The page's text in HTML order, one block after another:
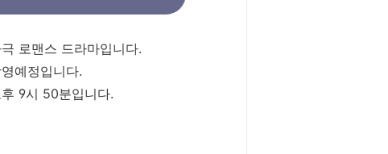
로맨스 드라마입니다.
예정입니다.
9시 50분입니다.